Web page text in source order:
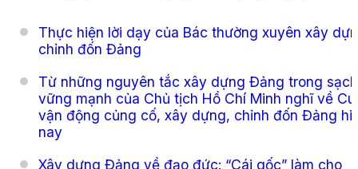
Thực hiện lời dạy của Bác thường xuyên xây
chỉnh đốn Đảng
Từ những nguyên tắc xây dựng Đảng trong
vững mạnh của Chủ tịch Hồ Chí Minh nghĩ về
vận động củng cố, xây dựng, chỉnh đốn Đảng
nay
Xây dựng Đảng về đạo đức: “Cái gốc” làm cho